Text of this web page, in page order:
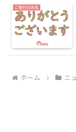
ご寄付のお礼
ホーム ニ